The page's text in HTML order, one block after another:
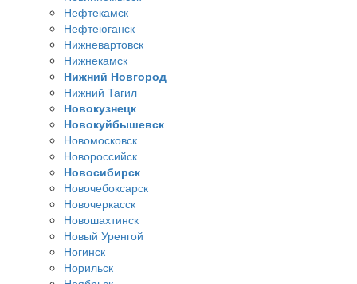
Нефтекамск
Нефтеюганск
Нижневартовск
Нижнекамск
Нижний Новгород
Нижний Тагил
Новокузнецк
Новокуйбышевск
Новомосковск
Новороссийск
Новосибирск
Новочебоксарск
Новочеркасск
Новошахтинск
Новый Уренгой
Ногинск
Норильск